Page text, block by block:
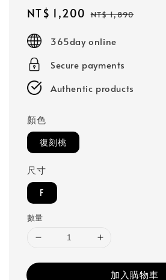
Sale
NT$ 1,200 Regular
NT$ 1,890
365day online
Secure payments
Authentic products
顏色
復刻桃
尺寸
F
數量
加入購物車